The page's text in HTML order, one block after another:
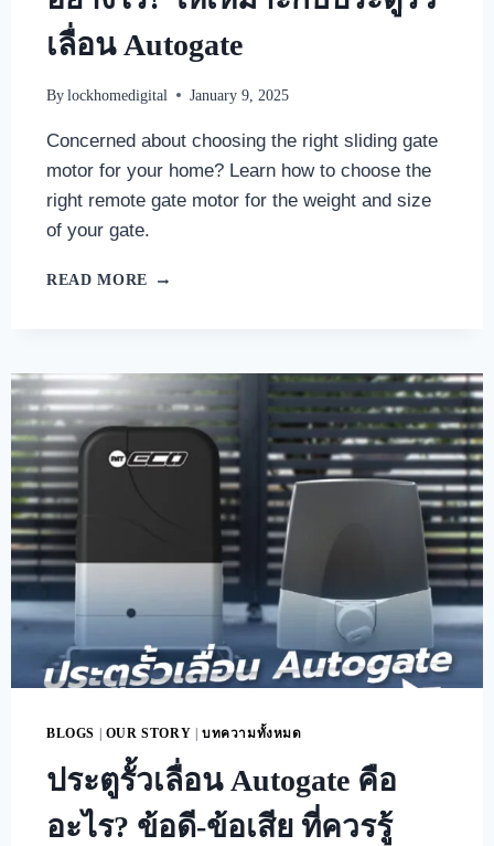
เลื่อน Autogate
By lockhomedigital January 9, 2025
Concerned about choosing the right sliding gate
motor for your home? Learn how to choose the
right remote gate motor for the weight and size
of your gate.
READ MORE
BLOGS OUR STORY บทความทั้งหมด
ประตูรั้วเลื่อน Autogate คือ
อะไร? ข้อดี-ข้อเสีย ที่ควรรู้